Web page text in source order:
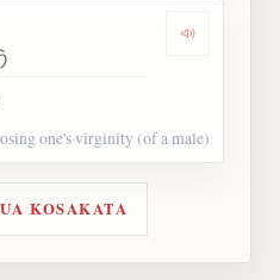
Dengarkan
one's virginity (of a male)
KOSAKATA